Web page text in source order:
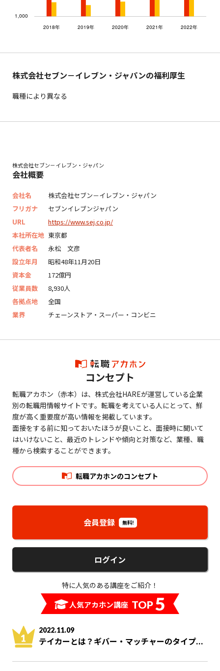
株式会社セブン－イレブン・ジャパンの福利厚生
職種により異なる
株式会社セブン－イレブン・ジャパン
会社概要
会社名
株式会社セブン－イレブン・ジャパン
フリガナ
セブンイレブンジャパン
URL
https://www.sej.co.jp/
本社所在地 東京都
代表者名
永松 文彦
設立年月
昭和48年11月20日
資本金
172億円
従業員数
8,930人
各拠点地
全国
業界
チェーンストア・スーパー・コンビニ
コンセプト
転職アカホン（赤本）は、株式会社HAREが運営している企業
別の転職用情報サイトです。転職を考えている人にとって、鮮
度が高く重要度が高い情報を掲載しています。
面接をする前に知っておいたほうが良いこと、面接時に聞いて
はいけないこと、最近のトレンドや傾向と対策など、業種、職
種から検索することができます。
転職アカホンのコンセプト
会員登録 無料!
ログイン
特に人気のある講座をご紹介！
人気アカホン講座 TOP5
2022.11.09
テイカーとは？ギバー・マッチャーのタイプ...